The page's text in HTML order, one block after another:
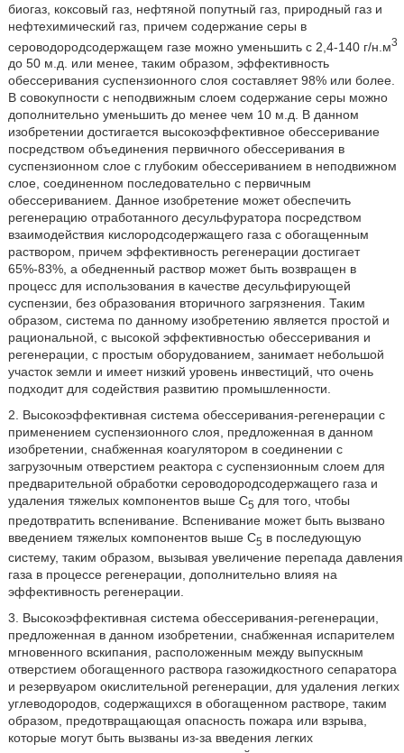
биогаз, коксовый газ, нефтяной попутный газ, природный газ и
нефтехимический газ, причем содержание серы в
сероводородсодержащем газе можно уменьшить с 2,4-140 г/н.м3
до 50 м.д. или менее, таким образом, эффективность
обессеривания суспензионного слоя составляет 98% или более.
В совокупности с неподвижным слоем содержание серы можно
дополнительно уменьшить до менее чем 10 м.д. В данном
изобретении достигается высокоэффективное обессеривание
посредством объединения первичного обессеривания в
суспензионном слое с глубоким обессериванием в неподвижном
слое, соединенном последовательно с первичным
обессериванием. Данное изобретение может обеспечить
регенерацию отработанного десульфуратора посредством
взаимодействия кислородсодержащего газа с обогащенным
раствором, причем эффективность регенерации достигает
65%-83%, а обедненный раствор может быть возвращен в
процесс для использования в качестве десульфирующей
суспензии, без образования вторичного загрязнения. Таким
образом, система по данному изобретению является простой и
рациональной, с высокой эффективностью обессеривания и
регенерации, с простым оборудованием, занимает небольшой
участок земли и имеет низкий уровень инвестиций, что очень
подходит для содействия развитию промышленности.
2. Высокоэффективная система обессеривания-регенерации с
применением суспензионного слоя, предложенная в данном
изобретении, снабженная коагулятором в соединении с
загрузочным отверстием реактора с суспензионным слоем для
предварительной обработки сероводородсодержащего газа и
удаления тяжелых компонентов выше C5 для того, чтобы
предотвратить вспенивание. Вспенивание может быть вызвано
введением тяжелых компонентов выше C5 в последующую
систему, таким образом, вызывая увеличение перепада давления
газа в процессе регенерации, дополнительно влияя на
эффективность регенерации.
3. Высокоэффективная система обессеривания-регенерации,
предложенная в данном изобретении, снабженная испарителем
мгновенного вскипания, расположенным между выпускным
отверстием обогащенного раствора газожидкостного сепаратора
и резервуаром окислительной регенерации, для удаления легких
углеводородов, содержащихся в обогащенном растворе, таким
образом, предотвращающая опасность пожара или взрыва,
которые могут быть вызваны из-за введения легких